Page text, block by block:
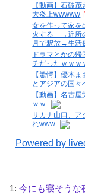
【動画】石破
大炎上wwwww
女を作って家を
火する」→近所
月で釈放→生活
ドラマとかの
チだったｗｗｗ
【驚愕】優木
とアジアの国々
【動画】名古
ｗｗ
サカナ山口、
れwww
Powered by
1: 今にも寝そうな